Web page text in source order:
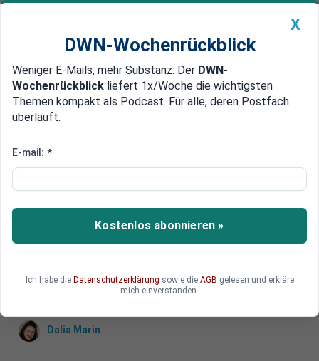
Newsticker MEIN DWN: Geldanlage Premium
Edelmetalle DWN-Magazin China
Hat Trump mit seiner
Überschusses recht?
Trumps Zollpolitik trifft auf deutsche
Überschüsse – doch die wahren Ursachen für
Dalia Marin
X
DWN-Wochenrückblick
Weniger E-Mails, mehr Substanz: Der DWN-
Wochenrückblick liefert 1x/Woche die wichtigsten
Themen kompakt als Podcast. Für alle, deren Postfach
überläuft.
E-mail: *
Kostenlos abonnieren »
Ich habe die Datenschutzerklärung sowie die AGB gelesen und erkläre
mich einverstanden.